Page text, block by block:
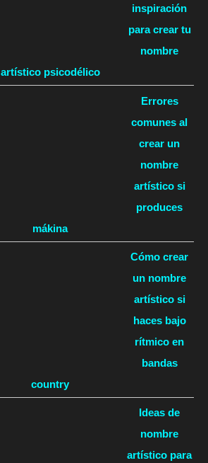
inspiración
para crear tu
nombre
artístico psicodélico
Errores
comunes al
crear un
nombre
artístico si
produces
mákina
Cómo crear
un nombre
artístico si
haces bajo
rítmico en
bandas
country
Ideas de
nombre
artístico para